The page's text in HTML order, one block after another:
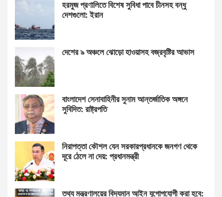
হরমুজ প্রণালিতে বিশেষ সুবিধা পাবে চীনসহ বন্ধু
দেশগুলো: ইরান
দেশের ৯ অঞ্চলে ঝোড়ো হাওয়াসহ বজ্রবৃষ্টির আভাস
বাংলাদেশ সেনাবাহিনীর সুনাম আন্তর্জাতিক অঙ্গনে
সুবিদিত: রাষ্ট্রপতি
নিরাপত্তা কৌশল যেন সরকারপ্রধানকে জনগণ থেকে
দূরে ঠেলে না দেয়: প্রধানমন্ত্রী
তথ্য মন্ত্রণালয়ের বিদ্যমান আইন যুগোপযোগী করা হবে: